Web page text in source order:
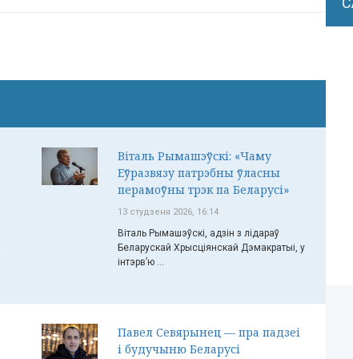
Віталь Рымашэўскі: «Чаму
Еўразвязу патрэбны ўласны
перамоўны трэк па Беларусі»
13 студзеня 2026, 16:14
Віталь Рымашэўскі, адзін з лідараў
Беларускай Хрысціянскай Дэмакратыі, у
інтэрв’ю ...
Павел Севярынец — пра падзеі
і будучыню Беларусі